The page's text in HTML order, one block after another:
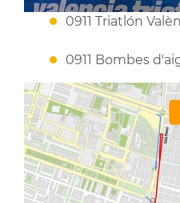
0911 Triatlón
0911 Bombes